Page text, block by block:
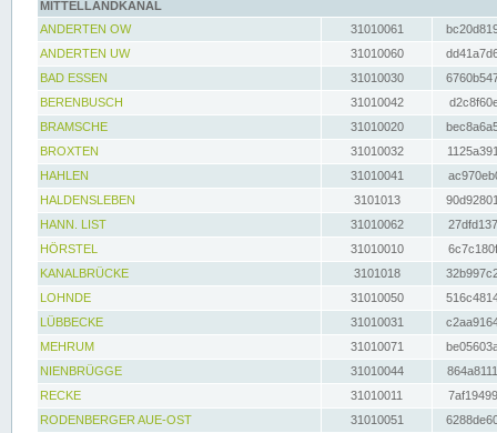
MITTELLANDKANAL
ANDERTEN OW
31010061
ANDERTEN UW
31010060
BAD ESSEN
31010030
BERENBUSCH
31010042
BRAMSCHE
31010020
BROXTEN
31010032
HAHLEN
31010041
HALDENSLEBEN
3101013
HANN. LIST
31010062
HÖRSTEL
31010010
KANALBRÜCKE
3101018
LOHNDE
31010050
LÜBBECKE
31010031
MEHRUM
31010071
NIENBRÜGGE
31010044
RECKE
31010011
RODENBERGER AUE-OST
31010051